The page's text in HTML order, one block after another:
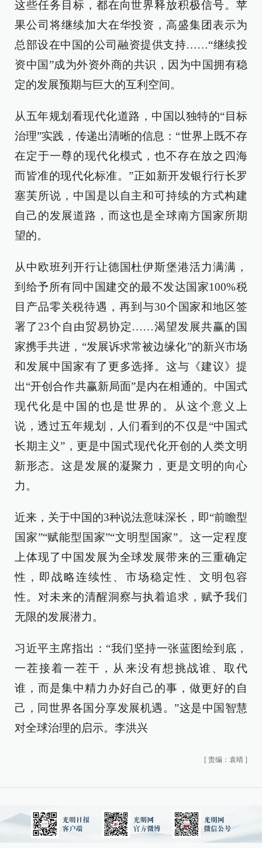
这些任务目标，都在向世界释放积极信号。苹
果公司将继续加大在华投资，高盛集团表示为
总部设在中国的公司融资提供支持……“继续投
资中国”成为外资外商的共识，因为中国拥有稳
定的发展预期与巨大的互利空间。
从五年规划看现代化道路，中国以独特的“目标
治理”实践，传递出清晰的信息：“世界上既不存
在定于一尊的现代化模式，也不存在放之四海
而皆准的现代化标准。”正如新开发银行行长罗
塞芙所说，中国是以自主和可持续的方式构建
自己的发展道路，而这也是全球南方国家所期
望的。
从中欧班列开行让德国杜伊斯堡港活力满满，
到给予所有同中国建交的最不发达国家100%税
目产品零关税待遇，再到与30个国家和地区签
署了23个自由贸易协定……渴望发展共赢的国
家携手共进，“发展诉求常被边缘化”的新兴市场
和发展中国家有了更多选择。这与《建议》提
出“开创合作共赢新局面”是内在相通的。中国式
现代化是中国的也是世界的。从这个意义上
说，透过五年规划，人们看到的不仅是“中国式
长期主义”，更是中国式现代化开创的人类文明
新形态。这是发展的凝聚力，更是文明的向心
力。
近来，关于中国的3种说法意味深长，即“前瞻型
国家”“赋能型国家”“文明型国家”。这一定程度
上体现了中国发展为全球发展带来的三重确定
性，即战略连续性、市场稳定性、文明包容
性。对未来的清醒洞察与执着追求，赋予我们
无限的发展潜力。
习近平主席指出：“我们坚持一张蓝图绘到底，
一茬接着一茬干，从来没有想挑战谁、取代
谁，而是集中精力办好自己的事，做更好的自
己，同世界各国分享发展机遇。”这是中国智慧
对全球治理的启示。李洪兴
[ 责编：袁晴 ]